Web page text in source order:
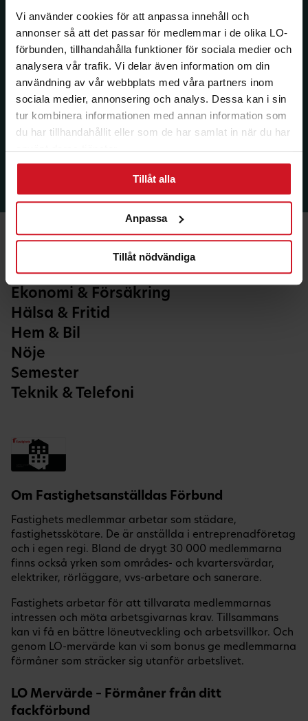
Vi använder cookies för att anpassa innehåll och
annonser så att det passar för medlemmar i de olika LO-
förbunden, tillhandahålla funktioner för sociala medier och
analysera vår trafik. Vi delar även information om din
användning av vår webbplats med våra partners inom
sociala medier, annonsering och analys. Dessa kan i sin
tur kombinera informationen med annan information som
du har tillhandahållit eller som de har samlat in när du har
använt deras tjänster.
Tillåt alla
Anpassa
Tillåt nödvändiga
Ekonomi & Försäkring
Hälsa & Fritid
Hem & Bil
Nöje
Semester
Teknik & Telefoni
Om Fastighetsanställdas Förbund
Fastighets medlemmar arbetar som städare,
fastighetsskötare. De är anställda i entreprenadföretag
och i egen regi. Bland de drygt 30 000 medlemmarna
finns också yrken som områdes- och kvartersvärdar,
elektriker, rörläggare, vvs-arbetare och sanerare.
Fastighets arbetar för att tillvarata medlemmarnas
intressen och möta arbetsgivarnas krav. Tillsammans
kan vi få en bättre löneutveckling och arbetsvillkor. Och
genom LO-mervärde kan vi som bonus ge medlemmarna
förmåner som sträcker sig utanför arbetslivet.
LO Mervärde – Förmåner från ditt
fackförbund